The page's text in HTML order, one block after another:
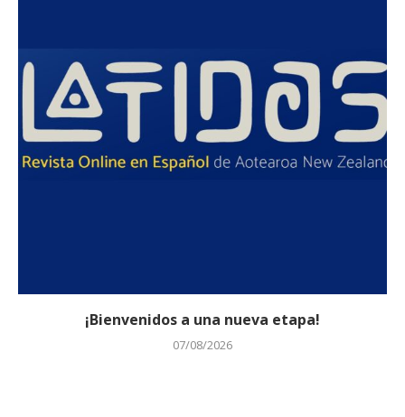
¡Bienvenidos a una nueva etapa!
07/08/2026